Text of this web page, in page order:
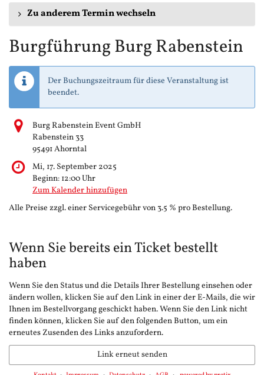
Zu anderem Termin wechseln
Burgführung Burg Rabenstein
Der Buchungszeitraum für diese Veranstaltung ist
beendet.
Burg Rabenstein Event GmbH
Rabenstein 33
95491 Ahorntal
Mi, 17. September 2025
Beginn: 12:00Uhr
Zum Kalender hinzufügen
Alle Preise zzgl. einer Servicegebühr von 3.5 % pro Bestellung.
Wenn Sie bereits ein Ticket bestellt
haben
Wenn Sie den Status und die Details Ihrer Bestellung einsehen oder
ändern wollen, klicken Sie auf den Link in einer der E-Mails, die wir
Ihnen im Bestellvorgang geschickt haben. Wenn Sie den Link nicht
finden können, klicken Sie auf den folgenden Button, um ein
erneutes Zusenden des Links anzufordern.
Link erneut senden